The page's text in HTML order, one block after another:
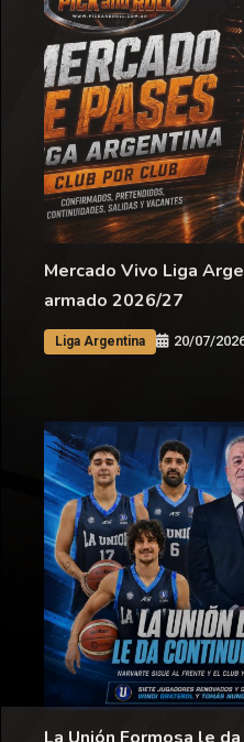
Mercado Vivo Liga
armado 2026/27
Liga Argentina 20/07/